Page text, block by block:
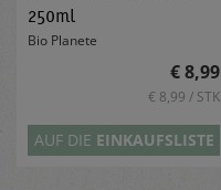
250ml
Bio Planete
€ 8,99
€ 8,99 / STK
AUF DIE EINKAUFSLISTE